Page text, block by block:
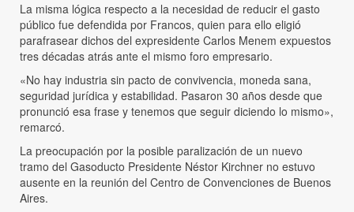
La misma lógica respecto a la necesidad de reducir el gasto
público fue defendida por Francos, quien para ello eligió
parafrasear dichos del expresidente Carlos Menem expuestos
tres décadas atrás ante el mismo foro empresario.
«No hay industria sin pacto de convivencia, moneda sana,
seguridad jurídica y estabilidad. Pasaron 30 años desde que
pronunció esa frase y tenemos que seguir diciendo lo mismo»,
remarcó.
La preocupación por la posible paralización de un nuevo
tramo del Gasoducto Presidente Néstor Kirchner no estuvo
ausente en la reunión del Centro de Convenciones de Buenos
Aires.